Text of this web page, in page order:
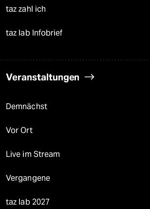
taz zahl ich
taz lab Infobrief
Veranstaltungen
Demnächst
Vor Ort
Live im Stream
Vergangene
taz lab 2027